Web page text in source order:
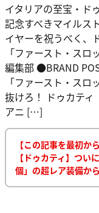
イタリアの至宝・ド
記念すべきマイルス
イヤーを祝うべく、
「ファースト・ス
編集部 ●BRAND
「ファースト・ス
抜けろ！ ドゥカティ
アニ […]
【この記事を最初か
【ドゥカティ】つい
個」の超レア装備から